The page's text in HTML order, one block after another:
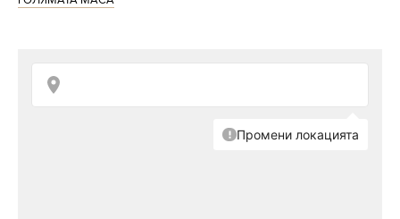
любими софийски улични музиканти,
през епохи, етноси и континенти.